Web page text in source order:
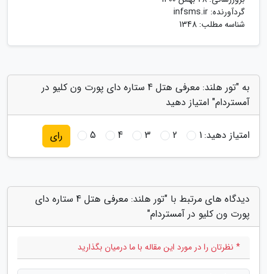
گردآورنده: infsms.ir
شناسه مطلب: 1348
به "تور هلند: معرفی هتل 4 ستاره دای پورت ون کلیو در
آمستردام" امتیاز دهید
امتیاز دهید:1
2
3
4
5 رای
دیدگاه های مرتبط با "تور هلند: معرفی هتل 4 ستاره دای
پورت ون کلیو در آمستردام"
* نظرتان را در مورد این مقاله با ما درمیان بگذارید